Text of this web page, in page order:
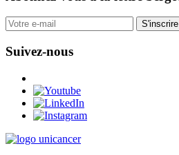
S'inscrire
Suivez-nous